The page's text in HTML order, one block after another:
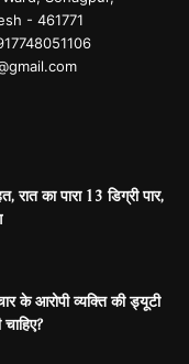
- 461771
रात का पारा 13 डिग्री पार,
के आरोपी व्यक्ति की ड्यूटी